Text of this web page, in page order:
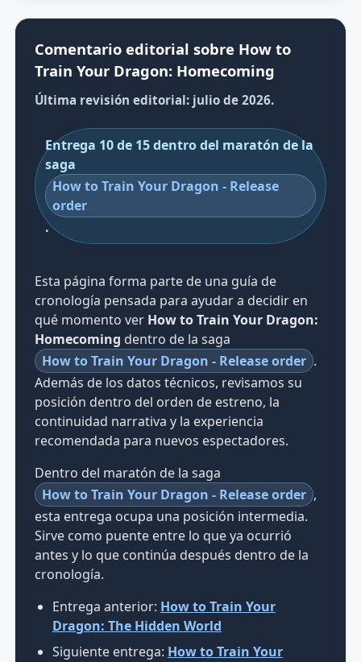
Comentario editorial sobre How to
Train Your Dragon: Homecoming
Última revisión editorial: julio de 2026.
Entrega 10 de 15 dentro del maratón de la
saga
How to Train Your Dragon - Release
order
.
Esta página forma parte de una guía de
cronología pensada para ayudar a decidir en
qué momento ver How to Train Your Dragon:
Homecoming dentro de la saga
How to Train Your Dragon - Release order .
Además de los datos técnicos, revisamos su
posición dentro del orden de estreno, la
continuidad narrativa y la experiencia
recomendada para nuevos espectadores.
Dentro del maratón de la saga
How to Train Your Dragon - Release order ,
esta entrega ocupa una posición intermedia.
Sirve como puente entre lo que ya ocurrió
antes y lo que continúa después dentro de la
cronología.
Entrega anterior: How to Train Your
Dragon: The Hidden World
Siguiente entrega: How to Train Your